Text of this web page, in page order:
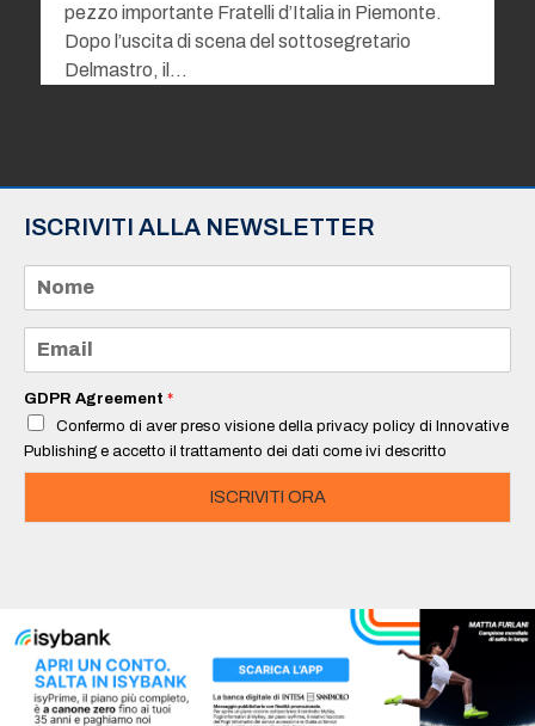
pezzo importante Fratelli d’Italia in Piemonte.
Dopo l’uscita di scena del sottosegretario
Delmastro, il…
ISCRIVITI ALLA NEWSLETTER
m
e
a
i
*
GDPR Agreement *
Confermo di aver preso visione della privacy policy di Innovative
Publishing e accetto il trattamento dei dati come ivi descritto
ISCRIVITI ORA